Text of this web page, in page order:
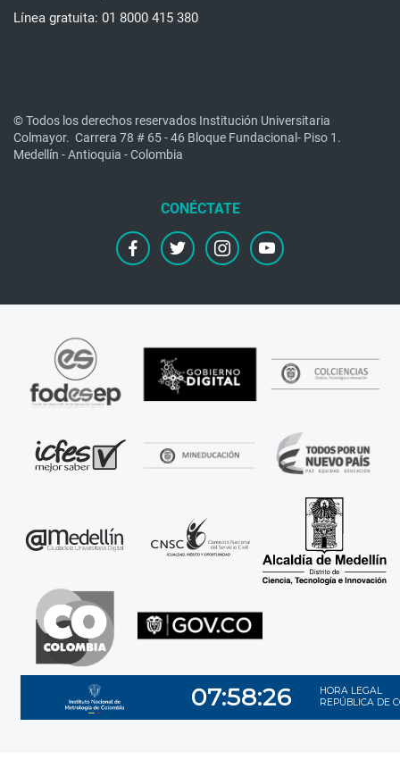
Línea gratuita: 01 8000 415 380
© Todos los derechos reservados Institución Universitaria
Colmayor. Carrera 78 # 65 - 46 Bloque Fundacional- Piso 1.
Medellín - Antioquia - Colombia
facebooktwitter instagramyoutube